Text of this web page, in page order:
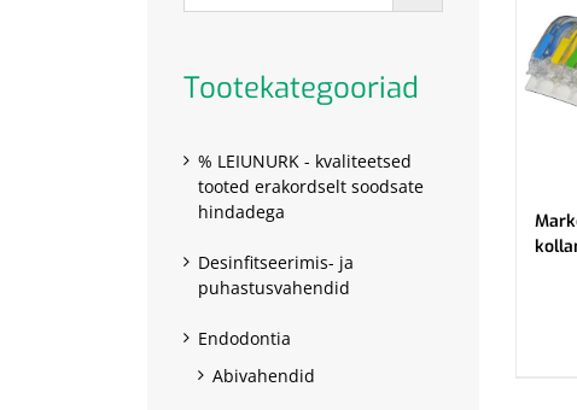
Tootekategooriad
% LEIUNURK - kvaliteetsed
tooted erakordselt soodsate
hindadega
Desinfitseerimis- ja
puhastusvahendid
Endodontia
Abivahendid